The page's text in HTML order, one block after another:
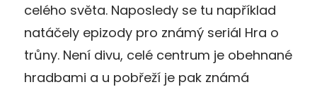
celého světa. Naposledy se tu například
natáčely epizody pro známý seriál Hra o
trůny. Není divu, celé centrum je obehnané
hradbami a u pobřeží je pak známá